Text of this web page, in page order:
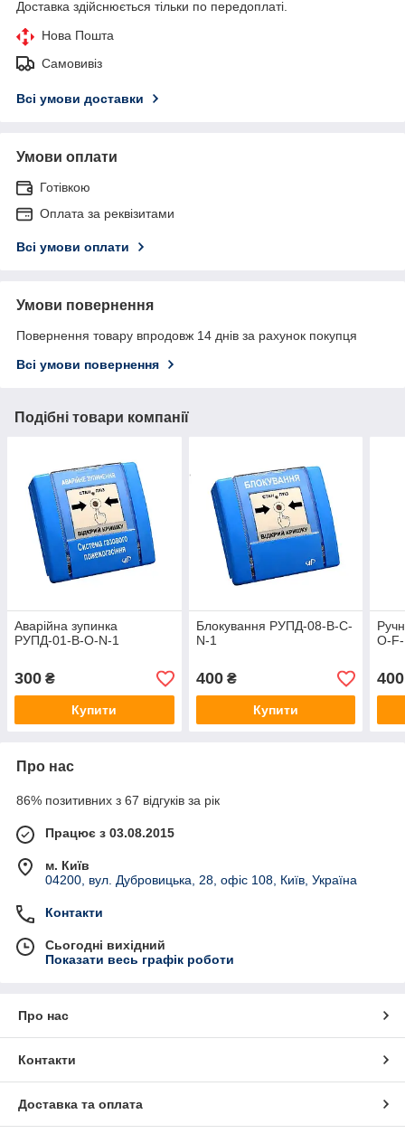
Доставка здійснюється тільки по передоплаті.
Нова Пошта
Самовивіз
Всі умови доставки
Умови оплати
Готівкою
Оплата за реквізитами
Всі умови оплати
Умови повернення
Повернення товару впродовж 14 днів за рахунок покупця
Всі умови повернення
Подібні товари компанії
Аварійна зупинка
РУПД-01-В-О-N-1
300 ₴
Купити
Блокування РУПД-08-В-С-
N-1
400₴
Купити
О-
400
Про нас
86% позитивних з 67 відгуків за рік
Працює з 03.08.2015
м. Київ
04200, вул. Дубровицька, 28, офіс 108, Київ, Україна
Контакти
Сьогодні вихідний
Показати весь графік роботи
Про нас
Контакти
Доставка та оплата